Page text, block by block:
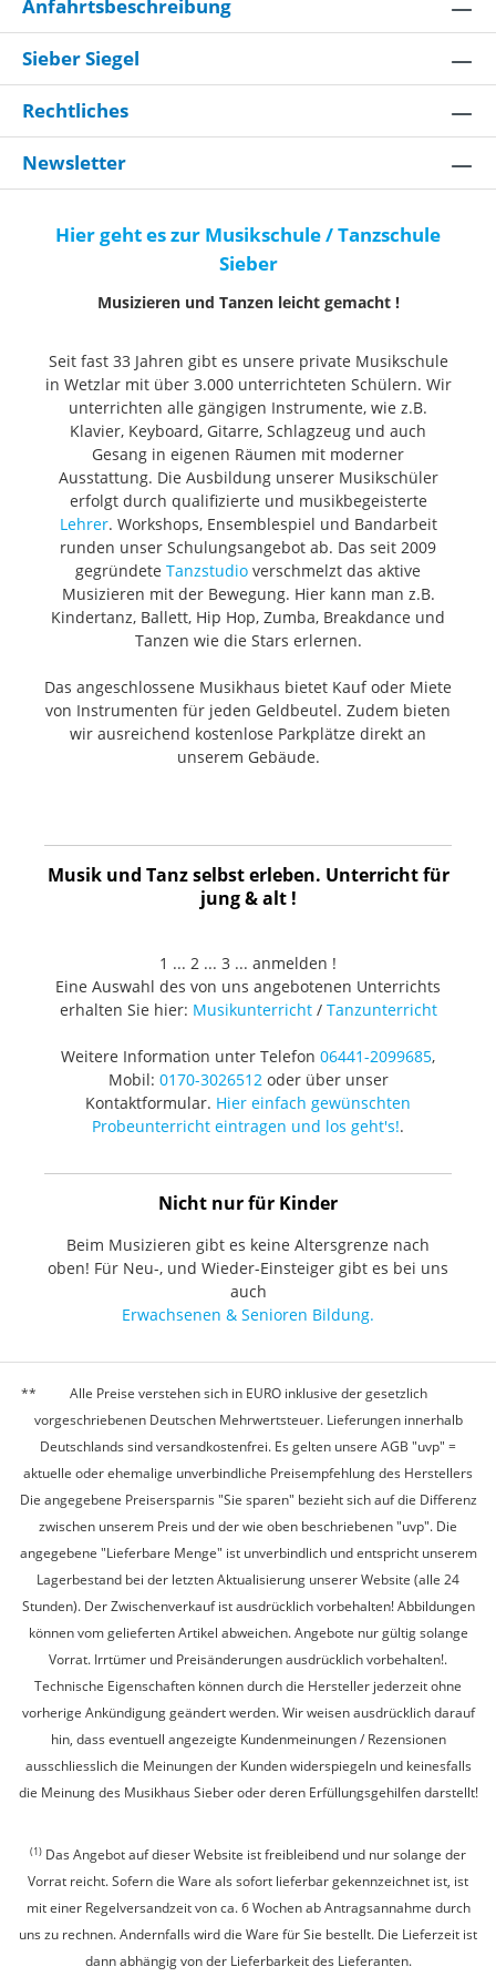
"D" Scale Length: 34" (86.36 cm)
Fingerboard Material: Rosewood
Fingerboard Radius: 10" to 14"
Compound Radius (254 mm to 355.6
mm) Number of Frets: 21 Fret Size:
Jumbo medium Nut Material: Knochen
Nut Width: 1.625" (41.3 mm) Position
Bi-Flex Truss Rod-System Electronics
Bridge Pickup: Ultra Noiseless Vintage
Jazz Bass® Middle Pickup: Ultra
Noiseless Vintage Precision Bass®
(Pickup Selector), Treble Boost/Cut,
Midrange Boost/Cut, Bass Boost/Cut,
Passive Tone, Active/Passive Mini
Toggle Switching: None Configuration:
PJ Hardware Bridge: HiMass-Steg mit 4
Saitenreitern Hardware Finish:
Nickel/Chrome Tuning Machines:
Fender® "F" Light-Weight Vintage-
Paddle Keys with Tapered Shafts
Pickguard: 4-Ply Tortoiseshell Control
Knobs: Knurled Flat-Top Neck Plate: 5-
Miscellaneous Strings: Fender® 7250M
Nickel-Plated Steel Roundwound, Long
Scale, .045-.105 (Model No.
2.499,00 € *
Anfahrtsbeschreibung
Sieber Siegel
Rechtliches
Newsletter
Hier geht es zur Musikschule / Tanzschule
Sieber
Musizieren und Tanzen leicht gemacht !
Seit fast 33 Jahren gibt es unsere private Musikschule
in Wetzlar mit über 3.000 unterrichteten Schülern. Wir
unterrichten alle gängigen Instrumente, wie z.B.
Klavier, Keyboard, Gitarre, Schlagzeug und auch
Gesang in eigenen Räumen mit moderner
Ausstattung. Die Ausbildung unserer Musikschüler
erfolgt durch qualifizierte und musikbegeisterte
Lehrer. Workshops, Ensemblespiel und Bandarbeit
runden unser Schulungsangebot ab. Das seit 2009
gegründete Tanzstudio verschmelzt das aktive
Musizieren mit der Bewegung. Hier kann man z.B.
Kindertanz, Ballett, Hip Hop, Zumba, Breakdance und
Tanzen wie die Stars erlernen.
Das angeschlossene Musikhaus bietet Kauf oder Miete
von Instrumenten für jeden Geldbeutel. Zudem bieten
wir ausreichend kostenlose Parkplätze direkt an
unserem Gebäude.
Musik und Tanz selbst erleben. Unterricht für
jung & alt !
1 ... 2 ... 3 ... anmelden !
Eine Auswahl des von uns angebotenen Unterrichts
erhalten Sie hier: Musikunterricht/ Tanzunterricht
Weitere Information unter Telefon 06441-2099685,
Mobil: 0170-3026512oder über unser
Kontaktformular. Hier einfach gewünschten
Probeunterricht eintragen und los geht's!.
Nicht nur für Kinder
Beim Musizieren gibt es keine Altersgrenze nach
oben! Für Neu-, und Wieder-Einsteiger gibt es bei uns
auch
Erwachsenen & Senioren Bildung.
Alle Preise verstehen sich in EURO inklusive der gesetzlich
vorgeschriebenen Deutschen Mehrwertsteuer. Lieferungen innerhalb
Deutschlands sind versandkostenfrei. Es gelten unsere AGB "uvp" =
aktuelle oder ehemalige unverbindliche Preisempfehlung des Herstellers
Die angegebene Preisersparnis "Sie sparen" bezieht sich auf die Differenz
zwischen unserem Preis und der wie oben beschriebenen "uvp". Die
angegebene "Lieferbare Menge" ist unverbindlich und entspricht unserem
Lagerbestand bei der letzten Aktualisierung unserer Website (alle 24
Stunden). Der Zwischenverkauf ist ausdrücklich vorbehalten! Abbildungen
können vom gelieferten Artikel abweichen. Angebote nur gültig solange
Vorrat. Irrtümer und Preisänderungen ausdrücklich vorbehalten!.
Technische Eigenschaften können durch die Hersteller jederzeit ohne
vorherige Ankündigung geändert werden. Wir weisen ausdrücklich darauf
hin, dass eventuell angezeigte Kundenmeinungen / Rezensionen
ausschliesslich die Meinungen der Kunden widerspiegeln und keinesfalls
die Meinung des Musikhaus Sieber oder deren Erfüllungsgehilfen darstellt!
(1) Das Angebot auf dieser Website ist freibleibend und nur solange der
Vorrat reicht. Sofern die Ware als sofort lieferbar gekennzeichnet ist, ist
mit einer Regelversandzeit von ca. 6 Wochen ab Antragsannahme durch
uns zu rechnen. Andernfalls wird die Ware für Sie bestellt. Die Lieferzeit ist
dann abhängig von der Lieferbarkeit des Lieferanten.